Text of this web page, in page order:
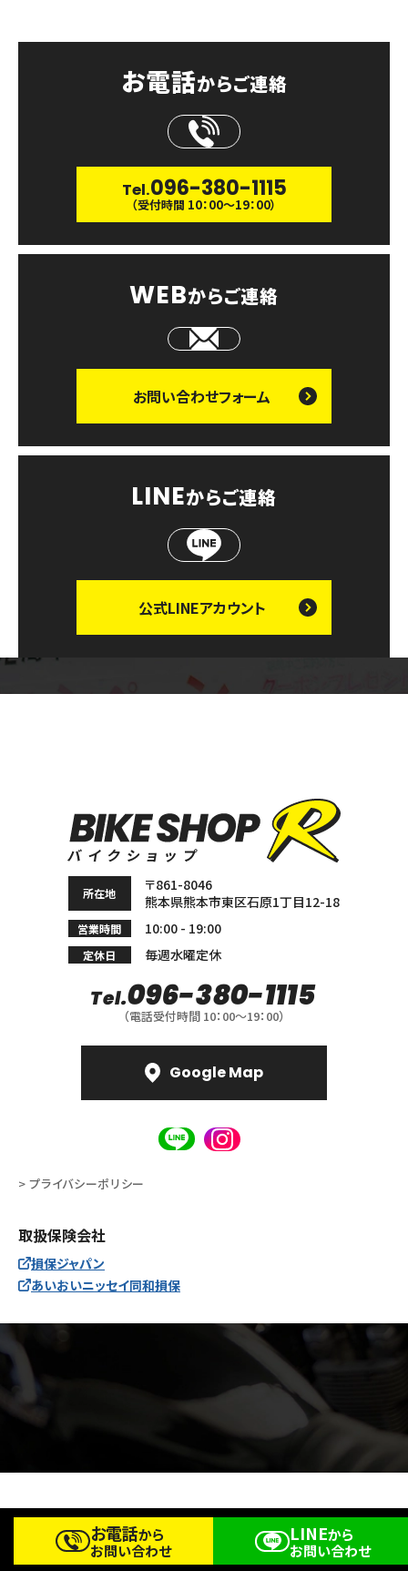
お電話から
お問い合わせ
LINEから
お問い合わせ
お電話からご連絡
Tel.096-380-1115
（受付時間 10：00〜19：00）
WEBからご連絡
お問い合わせフォーム
LINEからご連絡
公式LINEアカウント
所在地
〒861-8046
熊本県熊本市東区石原1丁目12-18
営業時間 10:00 - 19:00
定休日 毎週水曜定休
Tel.096-380-1115
（電話受付時間 10：00〜19：00）
Google Map
> プライバシーポリシー
取扱保険会社
損保ジャパン
あいおいニッセイ同和損保
Copyright © Bike Shop R Co.,Ltd. All Rights Reserved.